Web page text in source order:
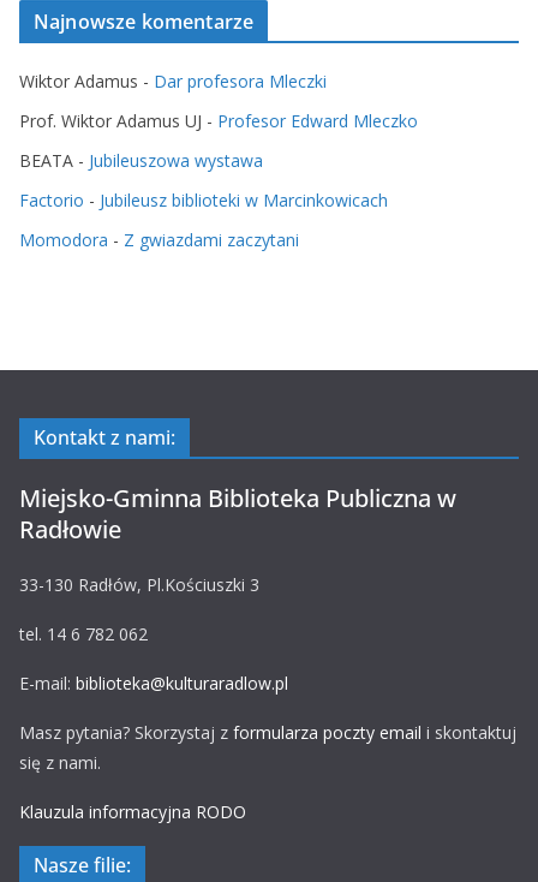
Najnowsze komentarze
Wiktor Adamus - Dar profesora Mleczki
Prof. Wiktor Adamus UJ - Profesor Edward Mleczko
BEATA - Jubileuszowa wystawa
Factorio - Jubileusz biblioteki w Marcinkowicach
Momodora - Z gwiazdami zaczytani
Kontakt z nami:
Miejsko-Gminna Biblioteka Publiczna w
Radłowie
33-130 Radłów, Pl.Kościuszki 3
tel. 14 6 782 062
E-mail: biblioteka@kulturaradlow.pl
Masz pytania? Skorzystaj z formularza poczty email i skontaktuj
się z nami.
Klauzula informacyjna RODO
Nasze filie: